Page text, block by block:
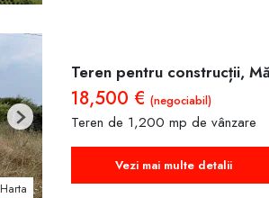
Harta
Next
Teren pentru construcții,
18,500 € (negociabil)
Teren de 1,200 mp de vânzare
Vezi mai multe detalii